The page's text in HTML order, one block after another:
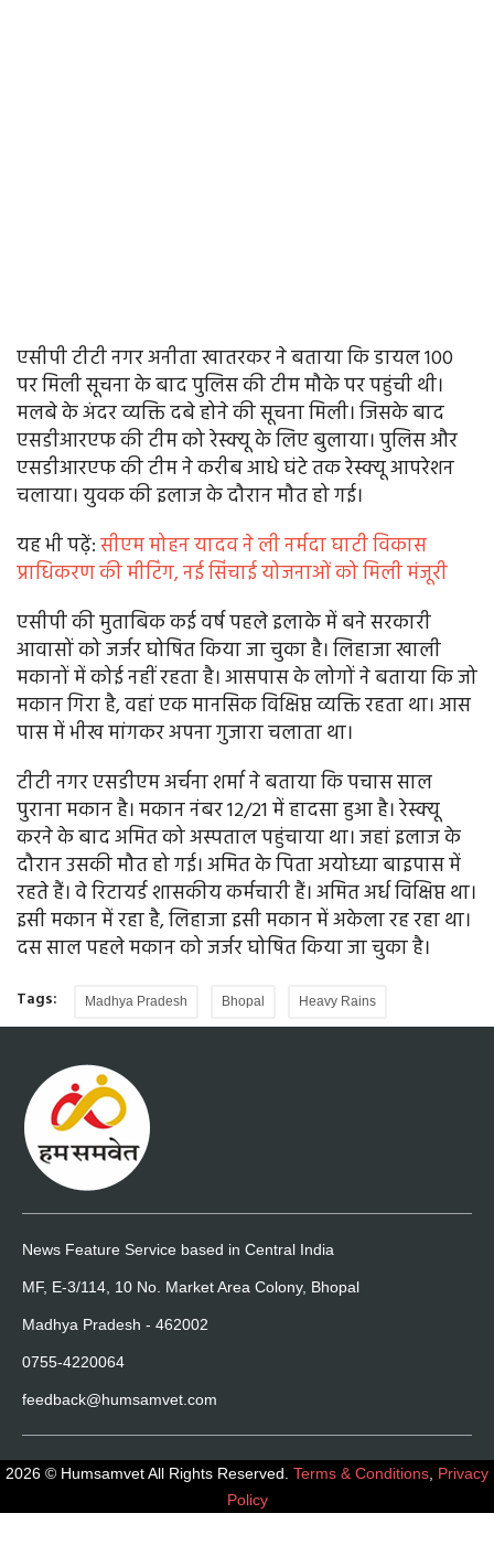
एसीपी टीटी नगर अनीता खातरकर ने बताया कि डायल 100
पर मिली सूचना के बाद पुलिस की टीम मौके पर पहुंची थी।
मलबे के अंदर व्यक्ति दबे होने की सूचना मिली। जिसके बाद
एसडीआरएफ की टीम को रेस्क्यू के लिए बुलाया। पुलिस और
एसडीआरएफ की टीम ने करीब आधे घंटे तक रेस्क्यू आपरेशन
चलाया। युवक की इलाज के दौरान मौत हो गई।
यह भी पढे़ं:सीएम मोहन यादव ने ली नर्मदा घाटी विकास
प्राधिकरण की मीटिंग, नई सिंचाई योजनाओं को मिली मंजूरी
एसीपी की मुताबिक कई वर्ष पहले इलाके में बने सरकारी
आवासों को जर्जर घोषित किया जा चुका है। लिहाजा खाली
मकानों में कोई नहीं रहता है। आसपास के लोगों ने बताया कि जो
मकान गिरा है, वहां एक मानसिक विक्षिप्त व्यक्ति रहता था। आस
पास में भीख मांगकर अपना गुजारा चलाता था।
टीटी नगर एसडीएम अर्चना शर्मा ने बताया कि पचास साल
पुराना मकान है। मकान नंबर 12/21 में हादसा हुआ है। रेस्क्यू
करने के बाद अमित को अस्पताल पहुंचाया था। जहां इलाज के
दौरान उसकी मौत हो गई। अमित के पिता अयोध्या बाइपास में
रहते हैं। वे रिटायर्ड शासकीय कर्मचारी हैं। अमित अर्ध विक्षिप्त था।
इसी मकान में रहा है, लिहाजा इसी मकान में अकेला रह रहा था।
दस साल पहले मकान को जर्जर घोषित किया जा चुका है।
Tags: Madhya Pradesh Bhopal Heavy Rains
News Feature Service based in Central India
MF, E-3/114, 10 No. Market Area Colony, Bhopal
Madhya Pradesh - 462002
0755-4220064
feedback@humsamvet.com
2026 © Humsamvet All Rights Reserved. Terms & Conditions Privacy
Policy